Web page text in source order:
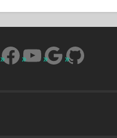
Facebook
YouTube
Google
GitHub